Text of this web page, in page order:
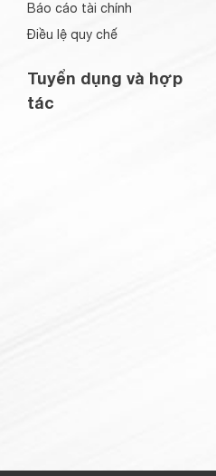
Báo cáo tài chính
Điều lệ quy chế
Tuyển dụng và hợp
tác